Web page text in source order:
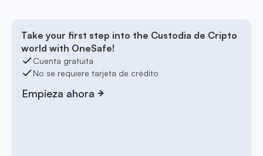
Take your first step into the Custodia de Cripto
world with OneSafe!
Cuenta gratuita
No se requiere tarjeta de crédito
Empieza ahora